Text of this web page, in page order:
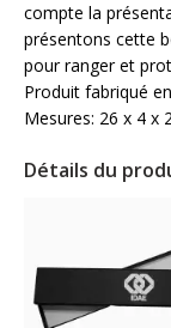
compte la
présentons cette
pour ranger et
Produit fabriqué
Mesures: 26 x 4 x
Détails du